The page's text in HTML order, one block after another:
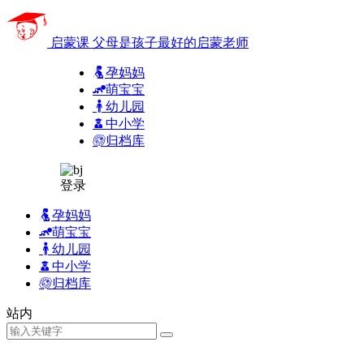
启蒙课 父母是孩子最好的启蒙老师
孕妈妈
萌宝宝
幼儿园
中小学
归档库
登录
孕妈妈
萌宝宝
幼儿园
中小学
归档库
站内